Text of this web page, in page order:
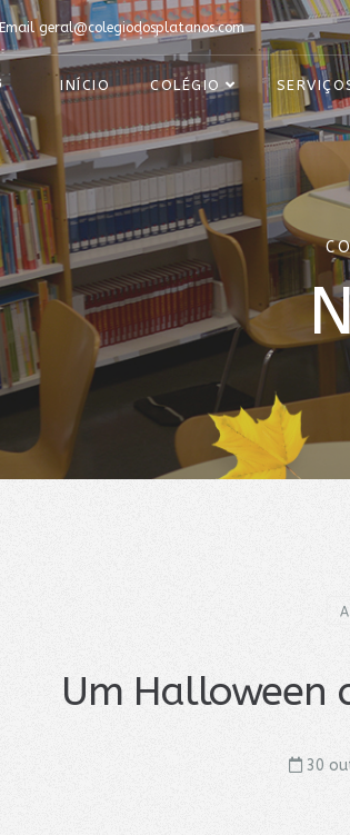
Emailgeral@colegiodosplatanos.com
INÍCIO COLÉGIO
Um Halloween
30